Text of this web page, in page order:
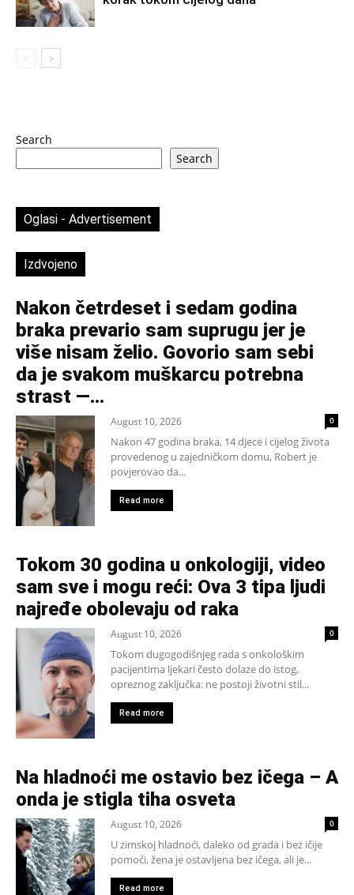
Search
Search
Oglasi - Advertisement
Izdvojeno
Nakon četrdeset i sedam godina
braka prevario sam suprugu jer je
više nisam želio. Govorio sam sebi
da je svakom muškarcu potrebna
strast —...
August 10, 2026 0
Nakon 47 godina braka, 14 djece i cijelog života
provedenog u zajedničkom domu, Robert je
povjerovao da...
Read more
Tokom 30 godina u onkologiji, video
sam sve i mogu reći: Ova 3 tipa ljudi
najređe obolevaju od raka
August 10, 2026 0
Tokom dugogodišnjeg rada s onkološkim
pacijentima ljekari često dolaze do istog,
opreznog zaključka: ne postoji životni stil...
Read more
Na hladnoći me ostavio bez ičega – A
onda je stigla tiha osveta
August 10, 2026 0
U zimskoj hladnoći, daleko od grada i bez ičije
pomoći, žena je ostavljena bez ičega, ali je...
Read more